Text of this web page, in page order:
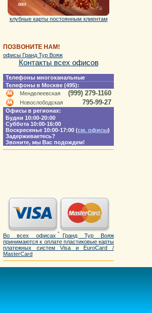
клубные карты постоянным клиентам
ПОЗВОНИТЕ НАМ!
офисы Гранд Тур Вояж
Контакты всех офисов
Телефоны многоканальные
Телефоны в Москве (495):
Менделеевская
(999) 279-1160
Новослободская 795-99-27
Офисы в регионах:
Будни 10:00-20:00
Суббота 10:00-16:00
Воскресенье 10:00-17:00 (см. офисы)
Задерживаетесь?
Звоните, мы Вас подождем!
Во всех офисах Гранд Тур Вояж
принимаются к оплате пластиковые карты
платежных систем Visa и EuroCard /
MasterCard